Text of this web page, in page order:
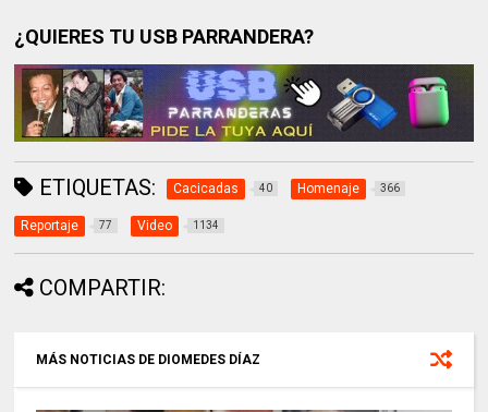
¿QUIERES TU USB PARRANDERA?
ETIQUETAS: Cacicadas 40 Homenaje 366
Reportaje 77 Video 1134
COMPARTIR:
MÁS NOTICIAS DE DIOMEDES DÍAZ